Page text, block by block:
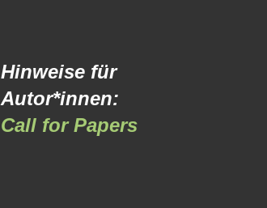
Hinweise für
Autor*innen:
Call for Papers